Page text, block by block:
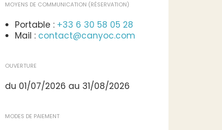
MOYENS DE COMMUNICATION (RÉSERVATION)
Portable : +33 6 30 58 05 28
Mail : contact@canyoc.com
OUVERTURE
du 01/07/2026 au 31/08/2026
MODES DE PAIEMENT